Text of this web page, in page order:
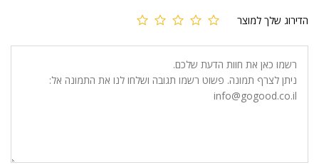
של לקוחות
הדירוג שלך למוצר